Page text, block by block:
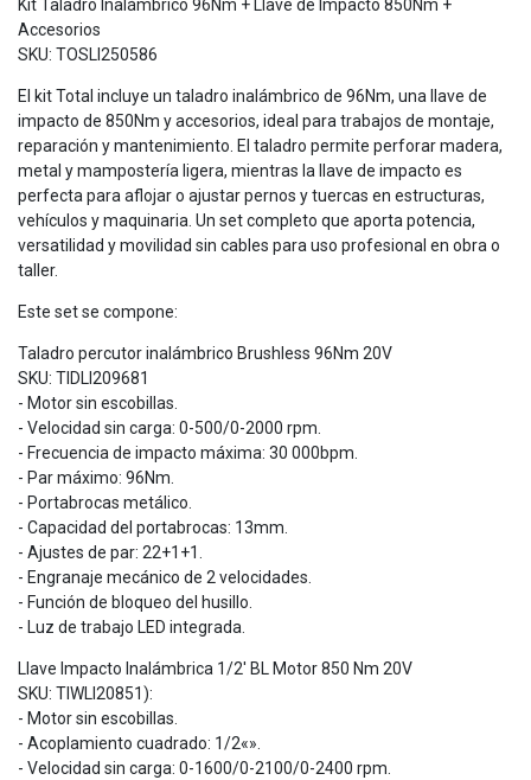
Kit Taladro Inalámbrico 96Nm + Llave de Impacto 850Nm +
Accesorios
SKU: TOSLI250586
El kit Total incluye un taladro inalámbrico de 96Nm, una llave de
impacto de 850Nm y accesorios, ideal para trabajos de montaje,
reparación y mantenimiento. El taladro permite perforar madera,
metal y mampostería ligera, mientras la llave de impacto es
perfecta para aflojar o ajustar pernos y tuercas en estructuras,
vehículos y maquinaria. Un set completo que aporta potencia,
versatilidad y movilidad sin cables para uso profesional en obra o
taller.
Este set se compone:
Taladro percutor inalámbrico Brushless 96Nm 20V
SKU: TIDLI209681
- Motor sin escobillas.
- Velocidad sin carga: 0-500/0-2000 rpm.
- Frecuencia de impacto máxima: 30 000bpm.
- Par máximo: 96Nm.
- Portabrocas metálico.
- Capacidad del portabrocas: 13mm.
- Ajustes de par: 22+1+1.
- Engranaje mecánico de 2 velocidades.
- Función de bloqueo del husillo.
- Luz de trabajo LED integrada.
Llave Impacto Inalámbrica 1/2' BL Motor 850 Nm 20V
SKU: TIWLI20851):
- Motor sin escobillas.
- Acoplamiento cuadrado: 1/2«».
- Velocidad sin carga: 0-1600/0-2100/0-2400 rpm.